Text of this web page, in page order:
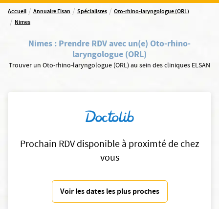
Accueil / Annuaire Elsan / Spécialistes / Oto-rhino-laryngologue (ORL)
/ Nimes
Nimes : Prendre RDV avec un(e) Oto-rhino-
laryngologue (ORL)
Trouver un Oto-rhino-laryngologue (ORL) au sein des cliniques ELSAN
Prochain RDV disponible à proximté de chez
vous
Voir les dates les plus proches